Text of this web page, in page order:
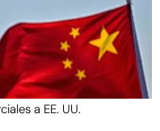
a EE. UU.